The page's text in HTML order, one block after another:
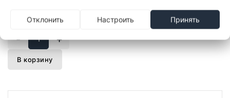
смеситель для кухни/для питьевой воды, монтаж на
раковину или столешницу
- +
В корзину
Отклонить Настроить Принять